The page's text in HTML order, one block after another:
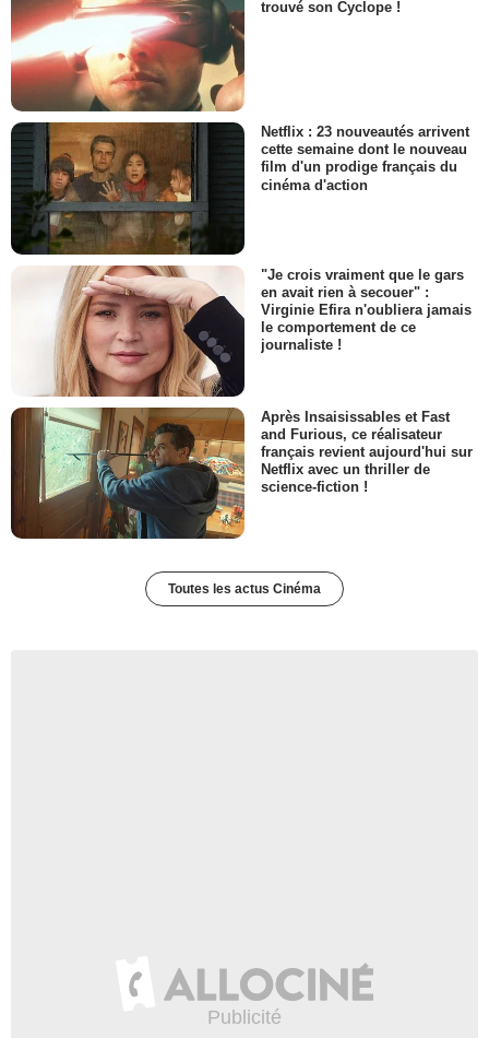
trouvé son Cyclope !
Netflix : 23 nouveautés arrivent
cette semaine dont le nouveau
film d'un prodige français du
cinéma d'action
"Je crois vraiment que le gars
en avait rien à secouer" :
Virginie Efira n'oubliera jamais
le comportement de ce
journaliste !
Après Insaisissables et Fast
and Furious, ce réalisateur
français revient aujourd'hui sur
Netflix avec un thriller de
science-fiction !
Toutes les actus Cinéma